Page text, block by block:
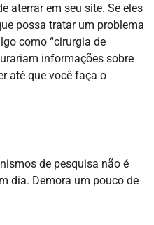
aterrar em seu site. Se eles
possa tratar um problema
como “cirurgia de
informações sobre
até que você faça o
de pesquisa não é
dia. Demora um pouco de